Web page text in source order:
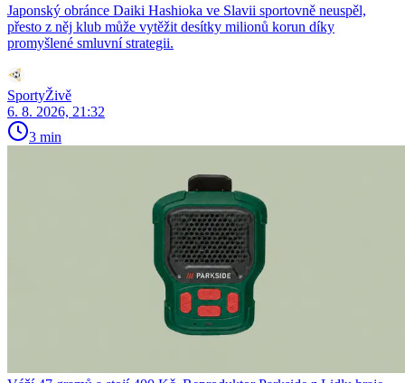
Japonský obránce Daiki Hashioka ve Slavii sportovně neuspěl,
přesto z něj klub může vytěžit desítky milionů korun díky
promyšlené smluvní strategii.
SportyŽivě
6. 8. 2026, 21:32
3 min